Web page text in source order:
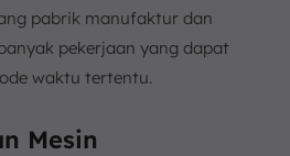
pabrik manufaktur dan
pekerjaan yang dapat
waktu tertentu.
Mesin